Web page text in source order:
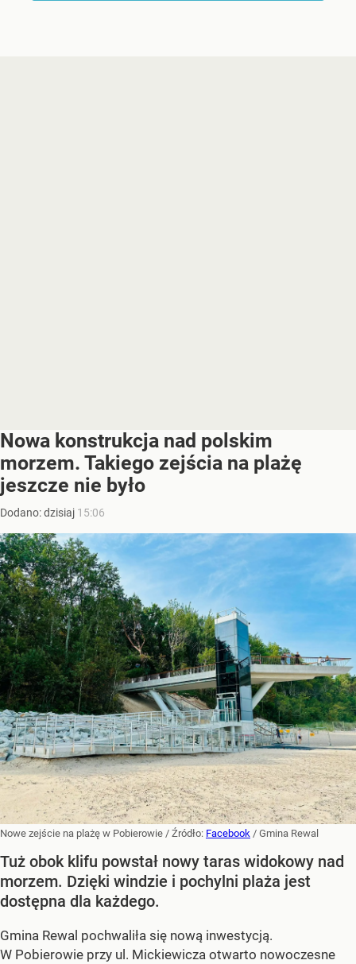
Nowa konstrukcja nad polskim
morzem. Takiego zejścia na plażę
jeszcze nie było
Dodano:dzisiaj 15:06
Nowe zejście na plażę w Pobierowie / Źródło: Facebook / Gmina Rewal
Tuż obok klifu powstał nowy taras widokowy nad
morzem. Dzięki windzie i pochylni plaża jest
dostępna dla każdego.
Gmina Rewal pochwaliła się nową inwestycją.
W Pobierowie przy ul. Mickiewicza otwarto nowoczesne